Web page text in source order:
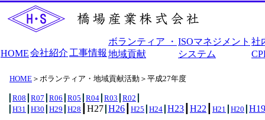
HOME会社紹介 工事情報
ボランティア ・
地域貢献
ISOマネジメント
システム
社
HOME ＞ボランティア・地域貢献活動＞平成27年度
R08 R07 R06 R05 R04 R03 R02
H31 H30 H29 H28 ┃H27 H26 H25 H24 H23 H22 H21 H20 H19